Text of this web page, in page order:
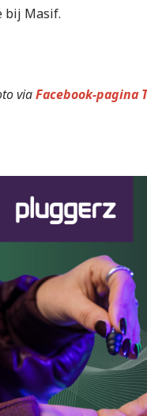
bij Masif.
viaFacebook-pagina